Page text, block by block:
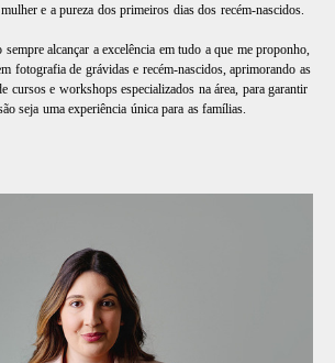
e a pureza dos primeiros dias dos recém-nascidos.
alcançar a excelência em tudo a que me proponho,
fotografia de grávidas e recém-nascidos, aprimorando as
cursos e workshops especializados na área, para garantir
seja uma experiência única para as famílias.